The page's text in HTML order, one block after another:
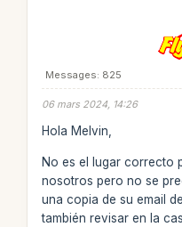
Messages: 825
06 mars 2024, 14:26
Hola Melvin,
No es el lugar correcto
nosotros pero no se
una copia de su email
también revisar en la